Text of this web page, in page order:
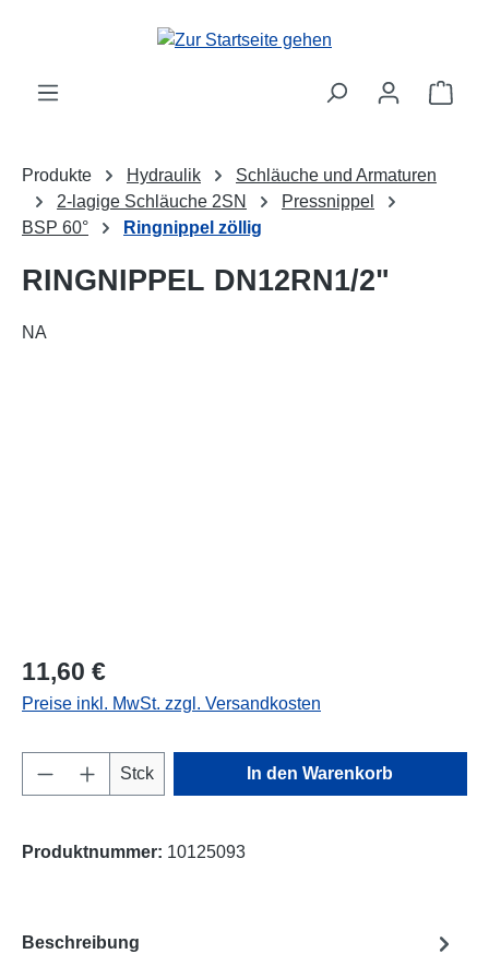
Produkte Hydraulik
Schläuche und Armaturen
2-lagige Schläuche 2SN
Pressnippel
BSP 60°
Ringnippel zöllig
RINGNIPPEL DN12RN1/2"
NA
11,60 €
Preise inkl. MwSt. zzgl. Versandkosten
Produkt Anzahl: Gib den gewünschten
Stck In den Warenkorb
Produktnummer: 10125093
Beschreibung